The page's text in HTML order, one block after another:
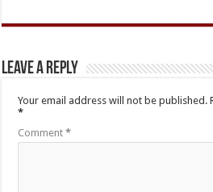
Leave a Reply
Your email address will not be published.
*
Comment*